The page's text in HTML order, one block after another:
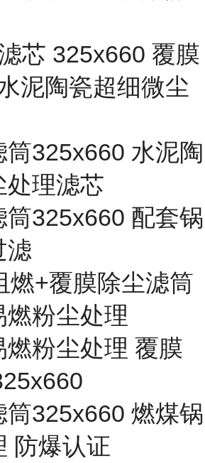
芯 325x660 覆膜
泥陶瓷超细微尘
325x660 水泥陶
处理滤芯
325x660 配套锅
滤
燃+覆膜除尘滤筒
粉尘处理
粉尘处理 覆膜
325x660 燃煤锅
防爆认证